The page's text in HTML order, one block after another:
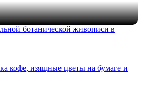
ботанической живописи в
кофе, изящные цветы на бумаге и